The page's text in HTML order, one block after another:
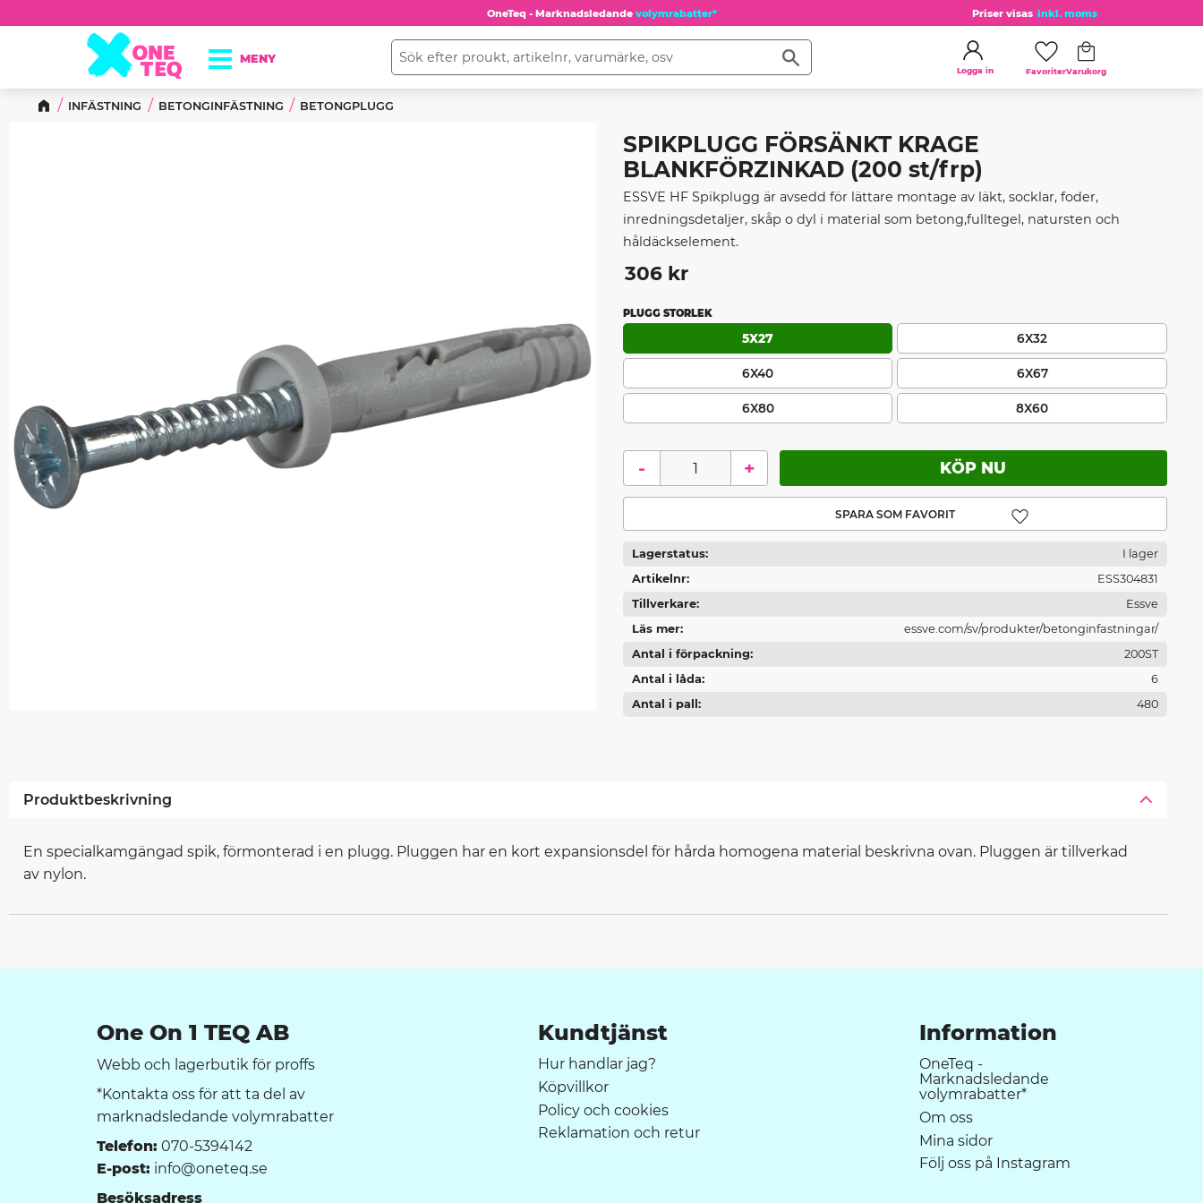
Priser visas inkl. moms
OneTeq - Marknadsledande volymrabatter*
Logga in
Favoriter
Kundvagn
INFÄSTNING BETONGINFÄSTNING BETONGPLUGG
SPIKPLUGG FÖRSÄNKT KRAGE
BLANKFÖRZINKAD (200 st/frp)
ESSVE HF Spikplugg är avsedd för lättare montage av läkt, socklar, foder,
inredningsdetaljer, skåp o dyl i material som betong,fulltegel, natursten och
håldäckselement.
306kr
PLUGG STORLEK
5X27 6X32
6X40 6X67
6X80 8X60
+
-
Lägg till i favoriter
Lagerstatus
I lager
Artikelnr
ESS304831
Tillverkare
Essve
Läs mer
essve.com/sv/produkter/betonginfastningar/
Antal i förpackning
200ST
Antal i låda
6
Antal i pall
480
Produktbeskrivning
En specialkamgängad spik, förmonterad i en plugg. Pluggen har en kort expansionsdel för hårda homogena material beskrivna ovan. Pluggen är tillverkad
av nylon.
One On 1 TEQ AB
Webb och lagerbutik för proffs
*Kontakta oss för att ta del av
marknadsledande volymrabatter
Telefon: 070-5394142
E-post: info@oneteq.se
Besöksadress
Kundtjänst
Hur handlar jag?
Köpvillkor
Policy och cookies
Reklamation och retur
Information
OneTeq -
Marknadsledande
volymrabatter*
Om oss
Mina sidor
Följ oss på Instagram